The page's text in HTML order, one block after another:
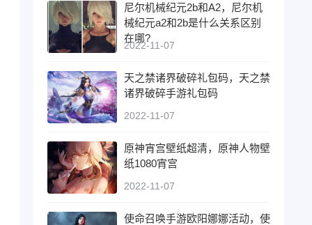
尼尔机械纪元2b和A2，尼尔机
械纪元a2和2b是什么关系区别
在哪?
2022-11-07
天之禁诸界破碎礼包码，天之禁
诸界破碎手游礼包码
2022-11-07
原神宵宫壁纸超清，原神人物壁
纸1080宵宫
2022-11-07
使命召唤手游欧阳娜娜活动，使